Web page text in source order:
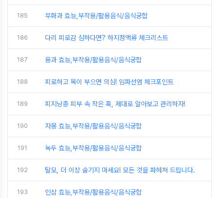
185 무화과 효능,부작용/활용음식/음식궁합
186 다리 피로감 심하다면? 하지정맥류 체크리스트
187 용과 효능,부작용/활용음식/음식궁합
188 피로하고 목이 부으면 의심! 임파선염 체크포인트
189 피지낭종 피부 속 작은 혹, 제대로 알아보고 관리하자!
190 자몽 효능,부작용/활용음식/음식궁합
191 녹두 효능,부작용/활용음식/음식궁합
192 탈모, 더 이상 숨기지 마세요! 모든 것을 파헤쳐 드립니다.
193 인삼 효능,부작용/활용음식/음식궁합